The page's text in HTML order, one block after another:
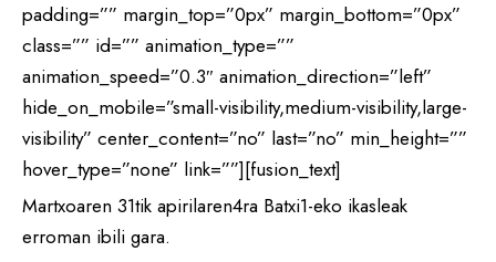
padding=”” margin_top=”0px” margin_bottom=”0px”
class=”” id=”” animation_type=””
animation_speed=”0.3″ animation_direction=”left”
hide_on_mobile=”small-visibility,medium-visibility,large-
visibility” center_content=”no” last=”no” min_height=””
hover_type=”none” link=””][fusion_text]
Martxoaren 31tik apirilaren4ra Batxi1-eko ikasleak
erroman ibili gara.